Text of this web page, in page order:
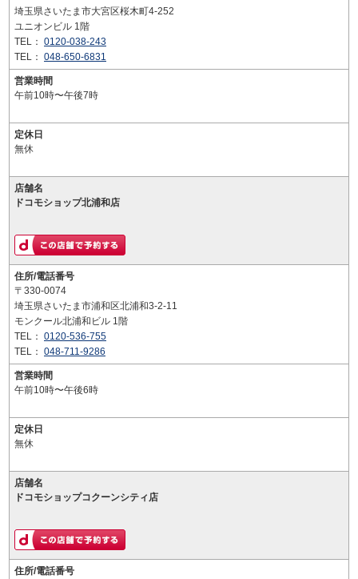
埼玉県さいたま市大宮区桜木町4-252
ユニオンビル 1階
TEL： 0120-038-243
TEL： 048-650-6831
営業時間
午前10時〜午後7時
定休日
無休
店舗名
ドコモショップ北浦和店
住所/電話番号
〒330-0074
埼玉県さいたま市浦和区北浦和3-2-11
モンクール北浦和ビル 1階
TEL： 0120-536-755
TEL： 048-711-9286
営業時間
午前10時〜午後6時
定休日
無休
店舗名
ドコモショップコクーンシティ店
住所/電話番号